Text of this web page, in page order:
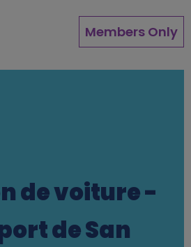
Members Only
de voiture -
de San